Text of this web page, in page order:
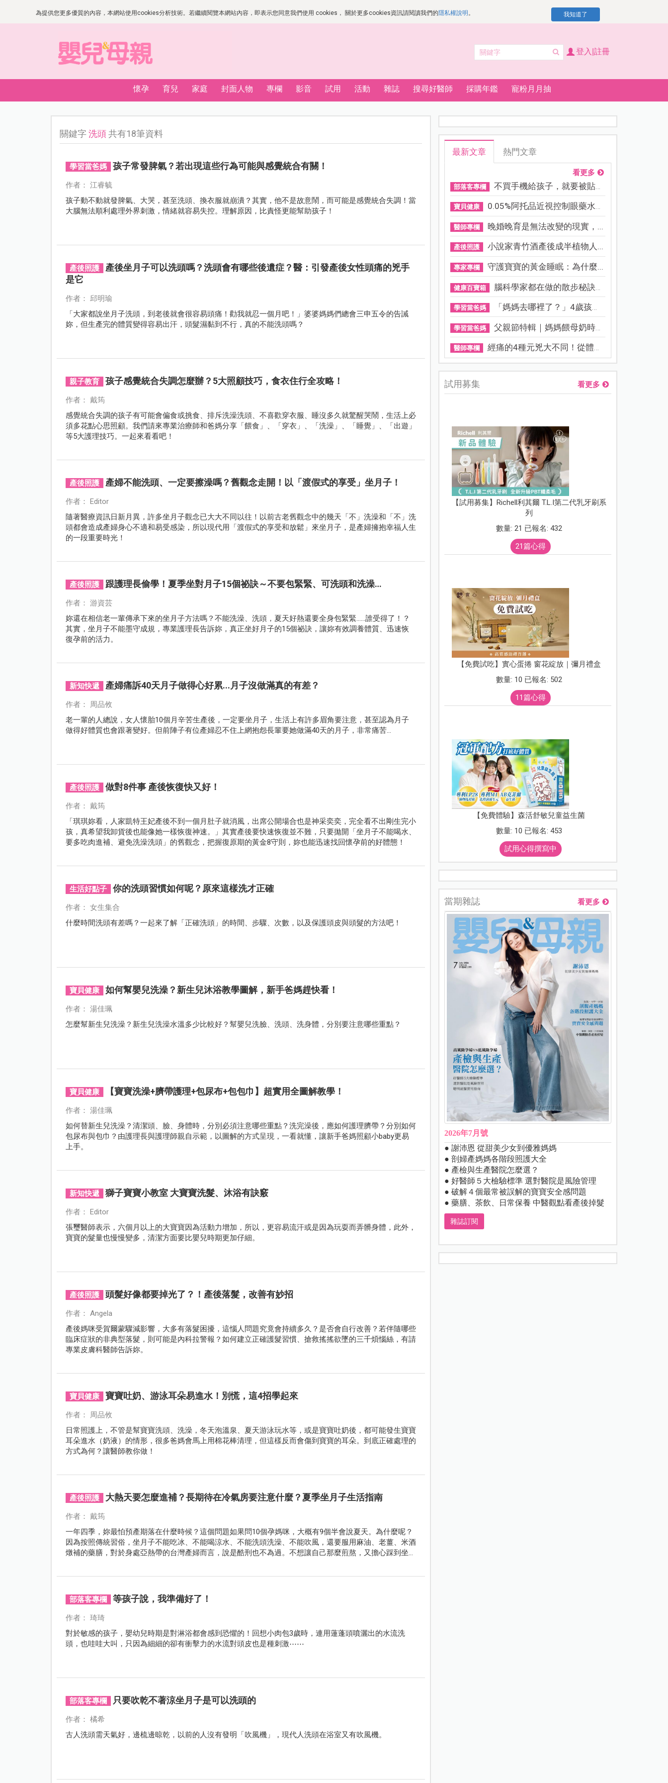
為提供您更多優質的內容，本網站使用cookies分析技術。若繼續閱覽本網站內容，即表示您同意我們使用 cookies， 關於更多cookies資訊請閱讀我們的隱私權說明 。 我知道了
登入|註冊
懷孕 育兒 家庭 封面人物 專欄 影音 試用 活動 雜誌 搜尋好醫師 採購年鑑 寵粉月月抽
關鍵字洗頭共有18筆資料
學習當爸媽 孩子常發脾氣？若出現這些行為可能與感覺統合有關！
作者： 江睿毓
孩子動不動就發脾氣、大哭，甚至洗頭、換衣服就崩潰？其實，他不是故意鬧，而可能是感覺統合失調！當
大腦無法順利處理外界刺激，情緒就容易失控。理解原因，比責怪更能幫助孩子！
產後照護
產後坐月子可以洗頭嗎？洗頭會有哪些後遺症？醫：引發產後女性頭痛的兇手
是它
作者： 邱明瑜
「大家都說坐月子洗頭，到老後就會很容易頭痛！勸我就忍一個月吧！」婆婆媽媽們總會三申五令的告誡
妳，但生產完的體質變得容易出汗，頭髮濕黏到不行，真的不能洗頭嗎？
親子教育 孩子感覺統合失調怎麼辦？5大照顧技巧，食衣住行全攻略！
作者： 戴筠
感覺統合失調的孩子有可能會偏食或挑食、排斥洗澡洗頭、不喜歡穿衣服、睡沒多久就驚醒哭鬧，生活上必
須多花點心思照顧。我們請來專業治療師和爸媽分享「餵食」、「穿衣」、「洗澡」、「睡覺」、「出遊」
等5大護理技巧。一起來看看吧！
產後照護 產婦不能洗頭、一定要擦澡嗎？舊觀念走開！以「渡假式的享受」坐月子！
作者： Editor
隨著醫療資訊日新月異，許多坐月子觀念已大大不同以往！以前古老舊觀念中的幾天「不」洗澡和「不」洗
頭都會造成產婦身心不適和易受感染，所以現代用「渡假式的享受和放鬆」來坐月子，是產婦擁抱幸福人生
的一段重要時光！
產後照護 跟護理長偷學！夏季坐對月子15個祕訣～不要包緊緊、可洗頭和洗澡…
作者： 游資芸
妳還在相信老一輩傳承下來的坐月子方法嗎？不能洗澡、洗頭，夏天好熱還要全身包緊緊……誰受得了！？
其實，坐月子不能墨守成規，專業護理長告訴妳，真正坐好月子的15個祕訣，讓妳有效調養體質、迅速恢
復孕前的活力。
新知快遞 產婦痛訴40天月子做得心好累...月子沒做滿真的有差？
作者： 周品攸
老一輩的人總說，女人懷胎10個月辛苦生產後，一定要坐月子，生活上有許多眉角要注意，甚至認為月子
做得好體質也會跟著變好。但前陣子有位產婦忍不住上網抱怨長輩要她做滿40天的月子，非常痛苦…
產後照護 做對8件事 產後恢復快又好！
作者： 戴筠
「琪琪妳看，人家凱特王妃產後不到一個月肚子就消風，出席公開場合也是神采奕奕，完全看不出剛生完小
孩，真希望我卸貨後也能像她一樣恢復神速。」其實產後要快速恢復並不難，只要拋開「坐月子不能喝水、
要多吃肉進補、避免洗澡洗頭」的舊觀念，把握復原期的黃金8守則，妳也能迅速找回懷孕前的好體態！
生活好點子 你的洗頭習慣如何呢？原來這樣洗才正確
作者： 女生集合
什麼時間洗頭有差嗎？一起來了解「正確洗頭」的時間、步驟、次數，以及保護頭皮與頭髮的方法吧！
寶貝健康 如何幫嬰兒洗澡？新生兒沐浴教學圖解，新手爸媽趕快看！
作者： 湯佳珮
怎麼幫新生兒洗澡？新生兒洗澡水溫多少比較好？幫嬰兒洗臉、洗頭、洗身體，分別要注意哪些重點？
寶貝健康 【寶寶洗澡+臍帶護理+包尿布+包包巾】超實用全圖解教學！
作者： 湯佳珮
如何替新生兒洗澡？清潔頭、臉、身體時，分別必須注意哪些重點？洗完澡後，應如何護理臍帶？分別如何
包尿布與包巾？由護理長與護理師親自示範，以圖解的方式呈現，一看就懂，讓新手爸媽照顧小baby更易
上手。
新知快遞 獅子寶寶小教室 大寶寶洗髮、沐浴有訣竅
作者： Editor
張璽醫師表示，六個月以上的大寶寶因為活動力增加，所以，更容易流汗或是因為玩耍而弄髒身體，此外，
寶寶的髮量也慢慢變多，清潔方面要比嬰兒時期更加仔細。
產後照護 頭髮好像都要掉光了？！產後落髮，改善有妙招
作者： Angela
產後媽咪受賀爾蒙驟減影響，大多有落髮困擾，這惱人問題究竟會持續多久？是否會自行改善？若伴隨哪些
臨床症狀的非典型落髮，則可能是內科拉警報？如何建立正確護髮習慣、搶救搖搖欲墜的三千煩惱絲，有請
專業皮膚科醫師告訴妳。
寶貝健康 寶寶吐奶、游泳耳朵易進水！別慌，這4招學起來
作者： 周品攸
日常照護上，不管是幫寶寶洗頭、洗澡，冬天泡溫泉、夏天游泳玩水等，或是寶寶吐奶後，都可能發生寶寶
耳朵進水（奶液）的情形，很多爸媽會馬上用棉花棒清理，但這樣反而會傷到寶寶的耳朵。到底正確處理的
方式為何？讓醫師教你做！
產後照護 大熱天要怎麼進補？長期待在冷氣房要注意什麼？夏季坐月子生活指南
作者： 戴筠
一年四季，妳最怕預產期落在什麼時候？這個問題如果問10個孕媽咪，大概有9個半會說夏天。為什麼呢？
因為按照傳統習俗，坐月子不能吃冰、不能喝涼水、不能洗頭洗澡、不能吹風，還要服用麻油、老薑、米酒
燉補的藥膳，對於身處亞熱帶的台灣產婦而言，說是酷刑也不為過。不想讓自己那麼煎熬，又擔心踩到坐月
部落客專欄 等孩子說，我準備好了！
作者： 琦琦
對於敏感的孩子，嬰幼兒時期是對淋浴都會感到恐懼的！回想小肉包3歲時，連用蓮蓬頭噴灑出的水流洗
頭，也哇哇大叫，只因為細細的卻有衝擊力的水流對頭皮也是種刺激⋯⋯
部落客專欄 只要吹乾不著涼坐月子是可以洗頭的
作者： 橘希
古人洗頭需天氣好，邊梳邊晾乾，以前的人沒有發明「吹風機」，現代人洗頭在浴室又有吹風機。
最新文章 熱門文章
看更多
部落客專欄 不買手機給孩子，就要被貼「...
寶貝健康 0.05%阿托品近視控制眼藥水納...
醫師專欄 晚婚晚育是無法改變的現實，...
產後照護 小說家青竹酒產後成半植物人...
專家專欄 守護寶寶的黃金睡眠：為什麼...
健康百寶箱 腦科學家都在做的散步秘訣！...
學習當爸媽 「媽媽去哪裡了？」4歲孩子還...
學習當爸媽 父親節特輯｜媽媽餵母奶時，...
醫師專欄 經痛的4種元兇大不同！從體質...
試用募集 看更多
【試用募集】Richell利其爾 T.L.I第二代乳牙刷系
列
數量: 21 已報名: 432
21篇心得
【免費試吃】實心蛋捲 窗花綻放｜彌月禮盒
數量: 10 已報名: 502
11篇心得
【免費體驗】森活舒敏兒童益生菌
數量: 10 已報名: 453
試用心得撰寫中
當期雜誌 看更多
2026年7月號
● 謝沛恩 從甜美少女到優雅媽媽
● 剖婦產媽媽各階段照護大全
● 產檢與生產醫院怎麼選？
● 好醫師５大檢驗標準 選對醫院是風險管理
● 破解４個最常被誤解的寶寶安全感問題
● 藥膳、茶飲、日常保養 中醫觀點看產後掉髮
雜誌訂閱